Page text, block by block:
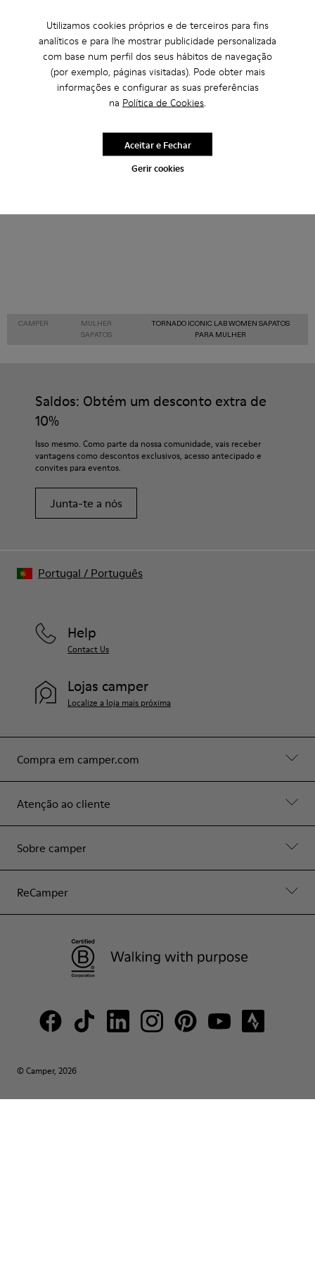
Utilizamos cookies próprios e de terceiros para fins
analíticos e para lhe mostrar publicidade personalizada
com base num perfil dos seus hábitos de navegação
(por exemplo, páginas visitadas). Pode obter mais
informações e configurar as suas preferências
na Política de Cookies.
Gerir cookies
Aceitar e Fechar
TORNADO - A500043-008 - Multicolor
TORNADO - A500043-009 - Multicolor
TORNADO - A500043-007 - Multicolor
TORNADO - A500043-006 - Grey
TORNADO - A500043-002 -
TORNADO - A500043-
TORNADO
TORNADO - A500043-009
TORNADO -TORNADO -
TORNADO
252 €
Adicionar
CAMPER
MULHER
SAPATOS
TORNADO ICONIC LAB WOMEN SAPATOS
PARA MULHER
Saldos: Obtém um desconto extra de
10%
Isso mesmo. Como parte da nossa comunidade, vais receber
vantagens como descontos exclusivos, acesso antecipado e
convites para eventos.
Junta-te a nós
Compra em camper.com
Atenção ao cliente
Sobre camper
ReCamper
Help
Contact Us
Lojas camper
Localize a loja mais próxima
© Camper, 2026
Portugal / Português